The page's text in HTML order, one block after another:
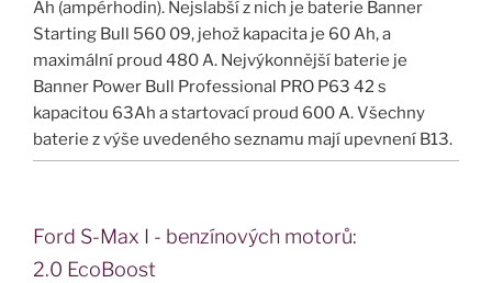
Ah (ampérhodin). Nejslabší z nich je baterie Banner
Starting Bull 560 09, jehož kapacita je 60 Ah, a
maximální proud 480 A. Nejvýkonnější baterie je
Banner Power Bull Professional PRO P63 42 s
kapacitou 63Ah a startovací proud 600 A. Všechny
baterie z výše uvedeného seznamu mají upevnení B13.
Ford S-Max I - benzínových motorů:
2.0 EcoBoost